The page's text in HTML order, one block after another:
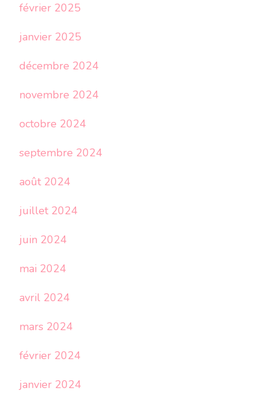
février 2025
janvier 2025
décembre 2024
novembre 2024
octobre 2024
septembre 2024
août 2024
juillet 2024
juin 2024
mai 2024
avril 2024
mars 2024
février 2024
janvier 2024